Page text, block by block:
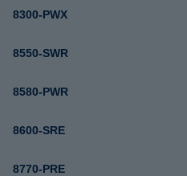
8300-PWX
8550-SWR
8580-PWR
8600-SRE
8770-PRE